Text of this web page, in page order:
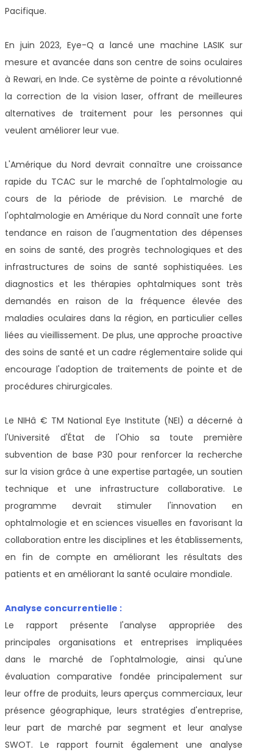
Pacifique.
En juin 2023, Eye-Q a lancé une machine LASIK sur
mesure et avancée dans son centre de soins oculaires
à Rewari, en Inde. Ce système de pointe a révolutionné
la correction de la vision laser, offrant de meilleures
alternatives de traitement pour les personnes qui
veulent améliorer leur vue.
L'Amérique du Nord devrait connaître une croissance
rapide du TCAC sur le marché de l'ophtalmologie au
cours de la période de prévision. Le marché de
l'ophtalmologie en Amérique du Nord connaît une forte
tendance en raison de l'augmentation des dépenses
en soins de santé, des progrès technologiques et des
infrastructures de soins de santé sophistiquées. Les
diagnostics et les thérapies ophtalmiques sont très
demandés en raison de la fréquence élevée des
maladies oculaires dans la région, en particulier celles
liées au vieillissement. De plus, une approche proactive
des soins de santé et un cadre réglementaire solide qui
encourage l'adoption de traitements de pointe et de
procédures chirurgicales.
Le NIHâ € TM National Eye Institute (NEI) a décerné à
l'Université d'État de l'Ohio sa toute première
subvention de base P30 pour renforcer la recherche
sur la vision grâce à une expertise partagée, un soutien
technique et une infrastructure collaborative. Le
programme devrait stimuler l'innovation en
ophtalmologie et en sciences visuelles en favorisant la
collaboration entre les disciplines et les établissements,
en fin de compte en améliorant les résultats des
patients et en améliorant la santé oculaire mondiale.
Analyse concurrentielle :
Le rapport présente l'analyse appropriée des
principales organisations et entreprises impliquées
dans le marché de l'ophtalmologie, ainsi qu'une
évaluation comparative fondée principalement sur
leur offre de produits, leurs aperçus commerciaux, leur
présence géographique, leurs stratégies d'entreprise,
leur part de marché par segment et leur analyse
SWOT. Le rapport fournit également une analyse